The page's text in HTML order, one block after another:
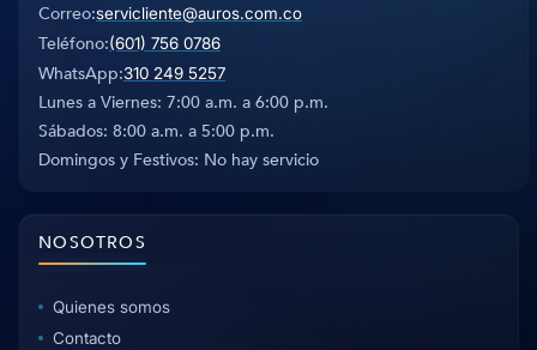
Correo servicliente@auros.com.co
Teléfono (601) 756 0786
WhatsApp 310 249 5257
Lunes a Viernes: 7:00 a.m. a 6:00 p.m.
Sábados: 8:00 a.m. a 5:00 p.m.
Domingos y Festivos: No hay servicio
NOSOTROS
Quienes somos
Contacto